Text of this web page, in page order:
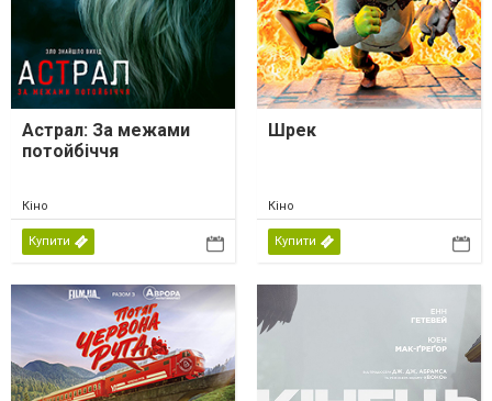
Астрал: За межами
потойбіччя
Кіно
Купити
Шрек
Кіно
Купити